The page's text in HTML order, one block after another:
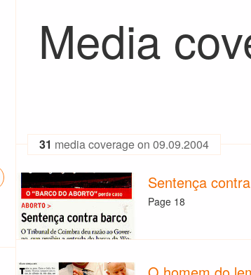
Media
31 media coverage on 09.09.2004
Sentença
Page 18